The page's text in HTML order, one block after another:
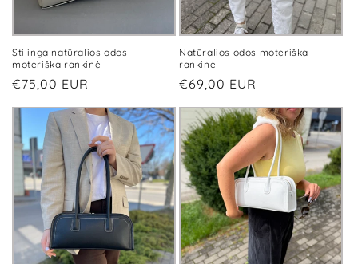
Stilinga natūralios odos
moteriška rankinė
Įprasta
kaina
€75,00 EUR
Natūralios odos moteriška
rankinė
Įprasta
kaina
€69,00 EUR